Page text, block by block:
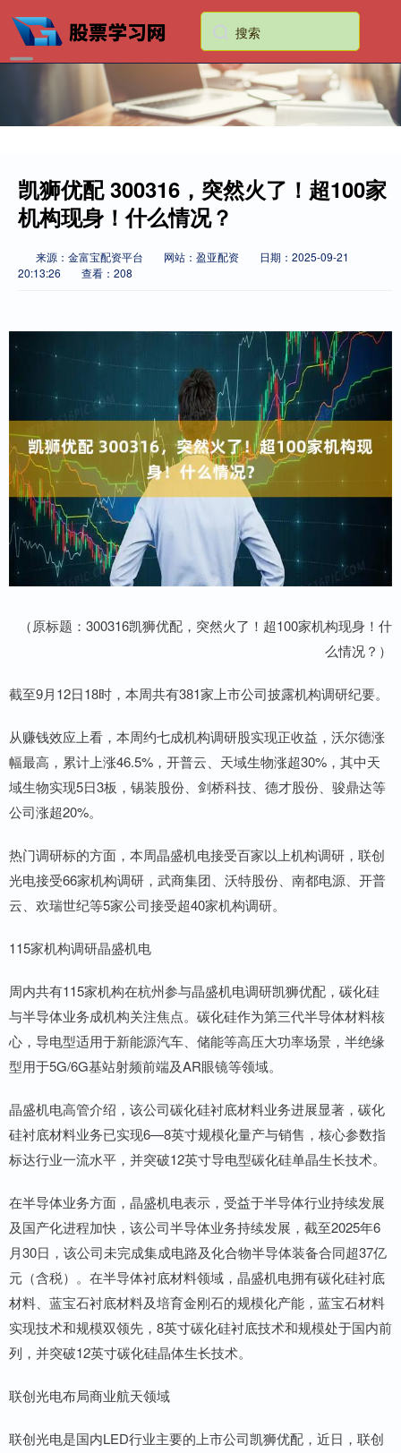
凯狮优配 300316，突然火了！超100家
机构现身！什么情况？
来源：金富宝配资平台 网站：盈亚配资
日期：2025-09-21
20:13:26
查看：208
（原标题：300316凯狮优配，突然火了！超100家机构现身！什
么情况？）
截至9月12日18时，本周共有381家上市公司披露机构调研纪要。
从赚钱效应上看，本周约七成机构调研股实现正收益，沃尔德涨
幅最高，累计上涨46.5%，开普云、天域生物涨超30%，其中天
域生物实现5日3板，锡装股份、剑桥科技、德才股份、骏鼎达等
公司涨超20%。
热门调研标的方面，本周晶盛机电接受百家以上机构调研，联创
光电接受66家机构调研，武商集团、沃特股份、南都电源、开普
云、欢瑞世纪等5家公司接受超40家机构调研。
115家机构调研晶盛机电
周内共有115家机构在杭州参与晶盛机电调研凯狮优配，碳化硅
与半导体业务成机构关注焦点。碳化硅作为第三代半导体材料核
心，导电型适用于新能源汽车、储能等高压大功率场景，半绝缘
型用于5G/6G基站射频前端及AR眼镜等领域。
晶盛机电高管介绍，该公司碳化硅衬底材料业务进展显著，碳化
硅衬底材料业务已实现6—8英寸规模化量产与销售，核心参数指
标达行业一流水平，并突破12英寸导电型碳化硅单晶生长技术。
在半导体业务方面，晶盛机电表示，受益于半导体行业持续发展
及国产化进程加快，该公司半导体业务持续发展，截至2025年6
月30日，该公司未完成集成电路及化合物半导体装备合同超37亿
元（含税）。在半导体衬底材料领域，晶盛机电拥有碳化硅衬底
材料、蓝宝石衬底材料及培育金刚石的规模化产能，蓝宝石材料
实现技术和规模双领先，8英寸碳化硅衬底技术和规模处于国内前
列，并突破12英寸碳化硅晶体生长技术。
联创光电布局商业航天领域
联创光电是国内LED行业主要的上市公司凯狮优配，近日，联创